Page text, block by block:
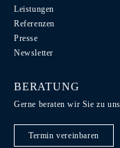
Leistungen
Referenzen
Presse
Newsletter
BERATUNG
Gerne beraten wir Sie zu
Termin vereinbaren